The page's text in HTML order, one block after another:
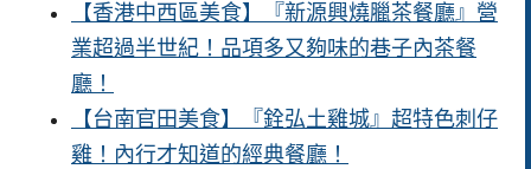
【香港中西區美食】『新源興燒臘茶餐廳』營
業超過半世紀！品項多又夠味的巷子內茶餐
廳！
【台南官田美食】『銓弘土雞城』超特色刺仔
雞！內行才知道的經典餐廳！